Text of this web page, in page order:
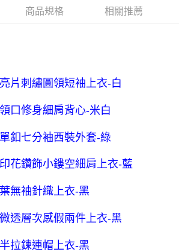
元即享免運服務-未滿則另收 $80
$2000 元即享免運服務-未滿則另收
元即享免運服務-未滿則另收 $120 元物
商品規格 相關推薦
片刺繡圓領短袖上衣-白
口修身細肩背心-米白
釦七分袖西裝外套-綠
花鑽飾小鏤空細肩上衣-藍
無袖針織上衣-黑
透層次感假兩件上衣-黑
拉鍊連帽上衣-黑